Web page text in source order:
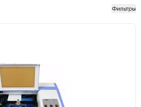
Фильтры